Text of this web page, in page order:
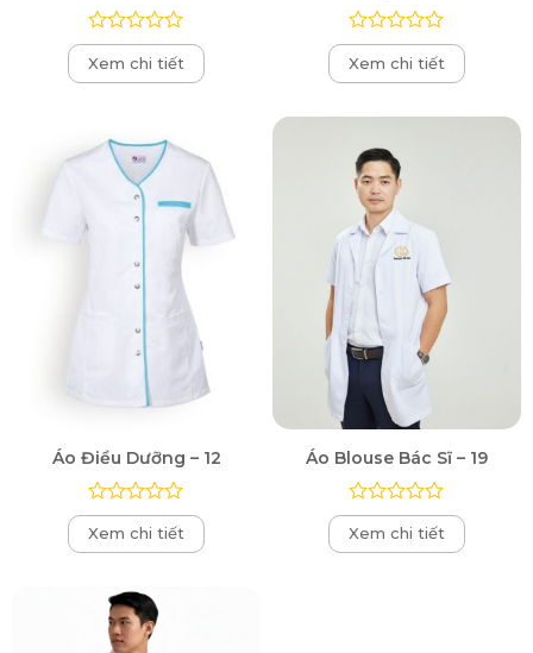
Được
xếp
hạng
sao
Xem chi tiết
Được
xếp
hạng
sao
Xem chi tiết
Áo Điều Dưỡng – 12
Được
xếp
hạng
sao
Xem chi tiết
Áo Blouse Bác Sĩ – 19
Được
xếp
hạng
Xem chi tiết